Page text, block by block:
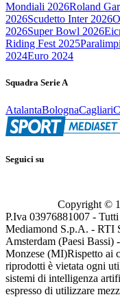
Mondiali 2026Roland
2026Scudetto Inter 2026
2026Super Bowl 2026
Riding Fest 2025
2024Euro 2024
Squadra Serie A
AtalantaBolognaCagliari
Seguici su
Copyright ©
P.Iva 03976881007 -
Mediamond S.p.A. - RTI
Amsterdam (Paesi
Monzese (MI)Rispetto ai
riprodotti è vietata ogni
sistemi di intelligenza
espresso di utilizzare